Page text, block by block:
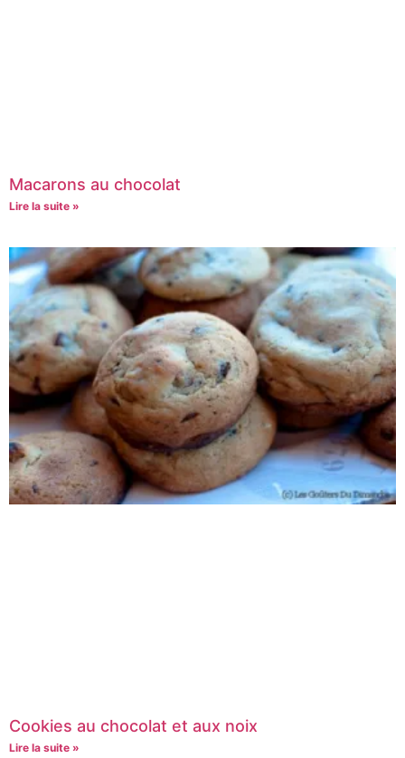
Macarons au chocolat
Lire la suite »
Cookies au chocolat et aux noix
Lire la suite »